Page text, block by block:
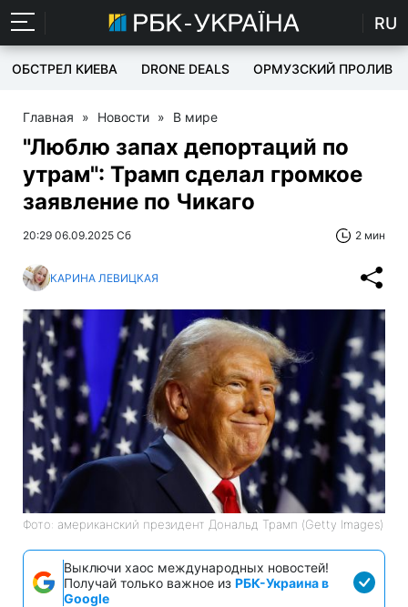
RU
ОБСТРЕЛ КИЕВА DRONE DEALS ОРМУЗСКИЙ ПРОЛИВ
Главная » Новости » В мире
"Люблю запах депортаций по
утрам": Трамп сделал громкое
заявление по Чикаго
20:29 06.09.2025 Сб 2 мин
КАРИНА ЛЕВИЦКАЯ
Фото: американский президент Дональд Трамп (Getty Images)
Выключи хаос международных новостей!
Получай только важное из РБК-Украина в
Google